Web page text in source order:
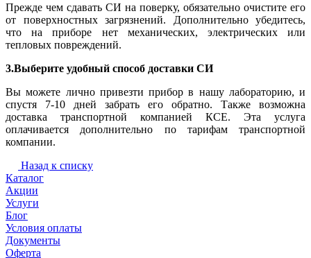
Прежде чем сдавать СИ на поверку, обязательно очистите его
от поверхностных загрязнений. Дополнительно убедитесь,
что на приборе нет механических, электрических или
тепловых повреждений.
3.Выберите удобный способ доставки СИ
Вы можете лично привезти прибор в нашу лабораторию, и
спустя 7-10 дней забрать его обратно. Также возможна
доставка транспортной компанией КСЕ. Эта услуга
оплачивается дополнительно по тарифам транспортной
компании.
Назад к списку
Каталог
Акции
Услуги
Блог
Условия оплаты
Документы
Оферта